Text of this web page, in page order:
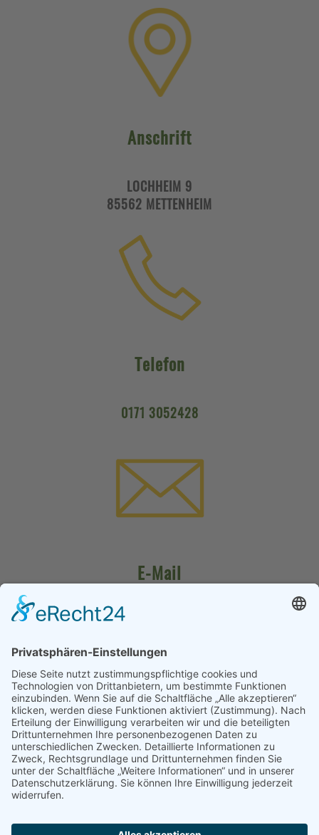
Anschrift
LOCHHEIM 9
85562 METTENHEIM
Telefon
0171 3052428
E-Mail
ALFONS.NIEDERSCHWEIBERER@T-ONLINE.DE
HOLZVERARBEITUNG NIEDERSCHWEIBERER
Lochheim 9
84562 Mettenheim
Tel.:0171 3052428